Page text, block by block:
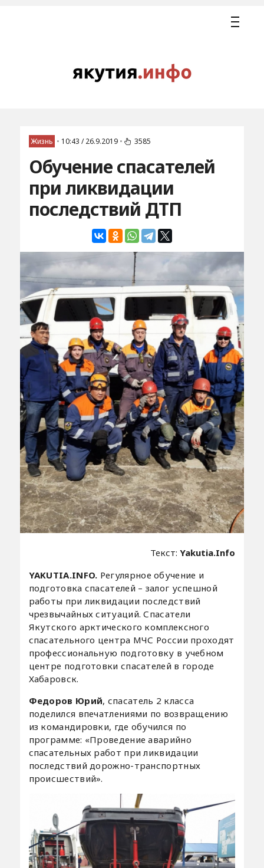
Жизнь • 10:43 / 26.9.2019 • 3585
Обучение спасателей
при ликвидации
последствий ДТП
Текст:Yakutia.Info
YAKUTIA.INFO. Регулярное обучение и
подготовка спасателей – залог успешной
работы при ликвидации последствий
чрезвычайных ситуаций. Спасатели
Якутского арктического комплексного
спасательного центра МЧС России проходят
профессиональную подготовку в учебном
центре подготовки спасателей в городе
Хабаровск.
Федоров Юрий, спасатель 2 класса
поделился впечатлениями по возвращению
из командировки, где обучился по
программе: «Проведение аварийно
спасательных работ при ликвидации
последствий дорожно-транспортных
происшествий».